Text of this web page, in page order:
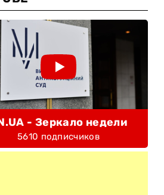
- Зеркало недели
5610 подписчиков